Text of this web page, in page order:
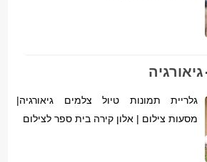
גלריית תמונות טיול צלמים גיאורגיה|
מסעות צילום | אלון קירה בית ספר לצילום